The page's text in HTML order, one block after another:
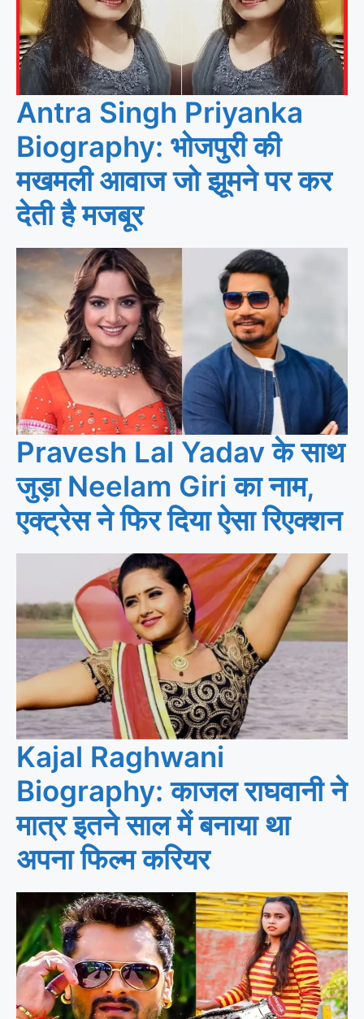
Antra Singh Priyanka
Biography: भोजपुरी की
मखमली आवाज जो झूमने पर कर
देती है मजबूर
Pravesh Lal Yadav के साथ
जुड़ा Neelam Giri का नाम,
एक्ट्रेस ने फिर दिया ऐसा रिएक्शन
Kajal Raghwani
Biography: काजल राघवानी ने
मात्र इतने साल में बनाया था
अपना फिल्म करियर